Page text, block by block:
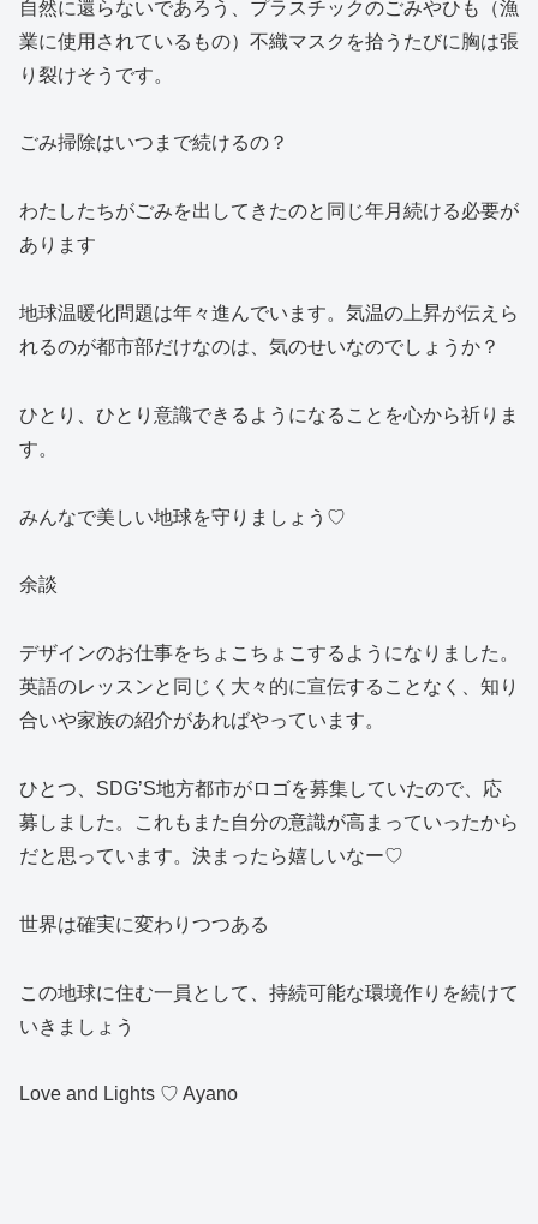
自然に還らないであろう、プラスチックのごみやひも（漁
業に使用されているもの）不織マスクを拾うたびに胸は張
り裂けそうです。
ごみ掃除はいつまで続けるの？
わたしたちがごみを出してきたのと同じ年月続ける必要が
あります
地球温暖化問題は年々進んでいます。気温の上昇が伝えら
れるのが都市部だけなのは、気のせいなのでしょうか？
ひとり、ひとり意識できるようになることを心から祈りま
す。
みんなで美しい地球を守りましょう♡
余談
デザインのお仕事をちょこちょこするようになりました。
英語のレッスンと同じく大々的に宣伝することなく、知り
合いや家族の紹介があればやっています。
ひとつ、SDG’S地方都市がロゴを募集していたので、応
募しました。これもまた自分の意識が高まっていったから
だと思っています。決まったら嬉しいなー♡
世界は確実に変わりつつある
この地球に住む一員として、持続可能な環境作りを続けて
いきましょう
Love and Lights ♡ Ayano